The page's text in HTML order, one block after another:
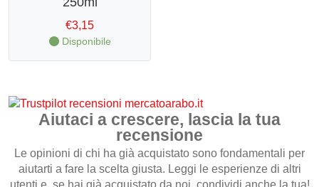
INGROSSO
CHI SIAMO
CONTATTI
€3,15
Disponibile
Aiutaci a crescere, lascia la tua
recensione
Le opinioni di chi ha già acquistato sono fondamentali per
aiutarti a fare la scelta giusta. Leggi le esperienze di altri
utenti e, se hai già acquistato da noi, condividi anche la tua!